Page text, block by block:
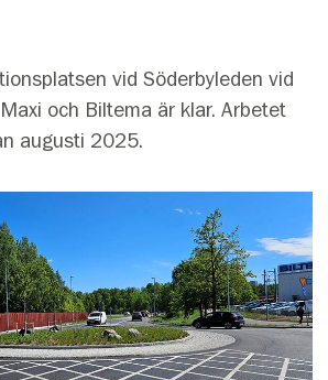
vid Söderbyleden vid
och Biltema är klar. Arbetet
augusti 2025.